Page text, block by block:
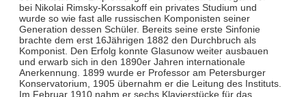
bei Nikolai Rimsky-Korssakoff ein privates Studium und
wurde so wie fast alle russischen Komponisten seiner
Generation dessen Schüler. Bereits seine erste Sinfonie
brachte dem erst 16Jährigen 1882 den Durchbruch als
Komponist. Den Erfolg konnte Glasunow weiter ausbauen
und erwarb sich in den 1890er Jahren internationale
Anerkennung. 1899 wurde er Professor am Petersburger
Konservatorium, 1905 übernahm er die Leitung des Instituts.
Im Februar 1910 nahm er sechs Klavierstücke für das